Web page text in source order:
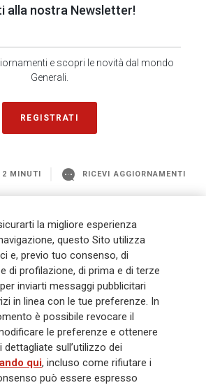
alla nostra Newsletter!
e scopri le novità dal mondo
Generali.
REGISTRATI
MINUTI RICEVI AGGIORNAMENTI
con premi complessivi pari a € 98,1
AUM nel 2025. Fondato nel 1831, con oltre 88
agenti che servono 75 milioni di clienti, il
di leadership in Europa e una presenza
Al centro della strategia di Generali c'è il suo
verso i clienti, realizzato attraverso soluzioni
un'esperienza cliente di prima classe e le sue
globale digitalizzata. Il Gruppo ha
la sostenibilità in tutte le scelte strategiche, con
per tutti gli stakeholder mentre costruisce una
la migliore esperienza
questo Sito utilizza
e, previo tuo consenso, di
di profilazione, di prima e di terze
inviarti messaggi pubblicitari
in linea con le tue preferenze. In
è possibile revocare il
le preferenze e ottenere
sull’utilizzo dei
qui, incluso come rifiutare i
può essere espresso